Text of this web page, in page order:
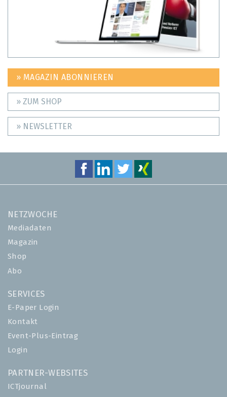
» MAGAZIN ABONNIEREN
» ZUM SHOP
» NEWSLETTER
NETZWOCHE
Mediadaten
Magazin
Shop
Abo
SERVICES
E-Paper Login
Kontakt
Event-Plus-Eintrag
Login
PARTNER-WEBSITES
ICTjournal